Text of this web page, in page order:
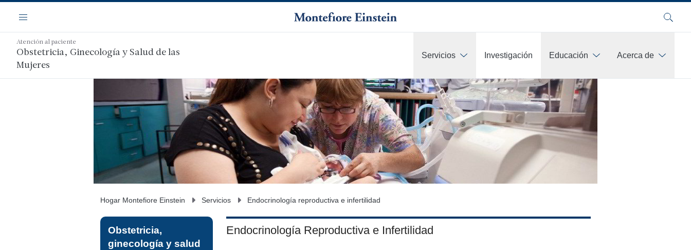
contenido
principal
Navegación
Menú Buscar
Atención al paciente
Obstetricia, Ginecología y Salud de las
Mujeres
Servicios Investigación Educación Acerca de
Hogar Montefiore Einstein Servicios Endocrinología reproductiva e infertilidad
Endocrinología Reproductiva e Infertilidad
Obstetricia,
ginecología y salud